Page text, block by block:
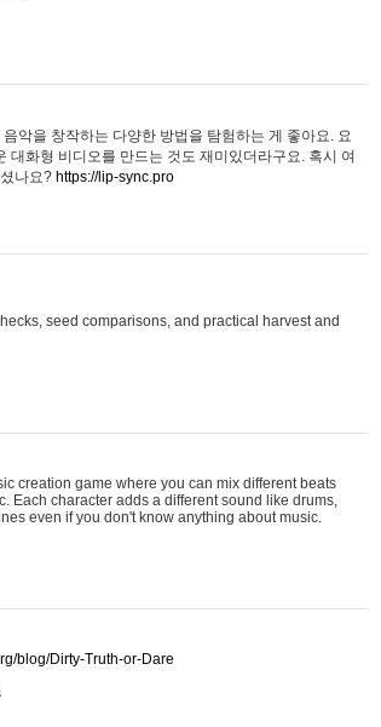
악을 창작하는 다양한 방법을 탐험하는 게 좋아요. 요
대화형 비디오를 만드는 것도 재미있더라구요. 혹시 여
나요? https://lip-sync.pro
seed comparisons, and practical harvest and
creation game where you can mix different beats
Each character adds a different sound like drums,
even if you don't know anything about music.
blog/Dirty-Truth-or-Dare